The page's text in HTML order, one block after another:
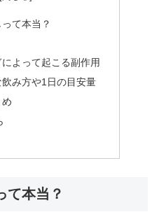
て本当？
よって起こる副作用
み方や1日の目安量
て本当？